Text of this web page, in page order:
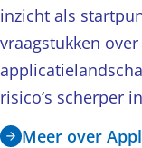
inzicht als
vraagstukken
risico’s scherper
Meer over